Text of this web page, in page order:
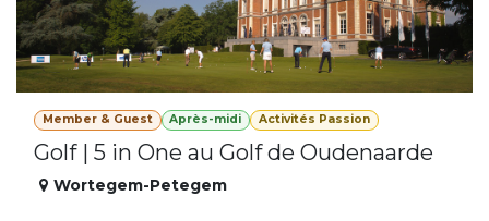
Member & Guest Après-midi Activités Passion
Golf | 5 in One au Golf de Oudenaarde
Wortegem-Petegem